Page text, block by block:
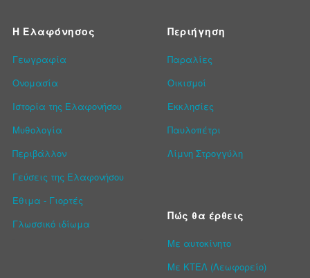
Η Ελαφόνησος
Γεωγραφία
Ονομασία
Ιστορία της Ελαφονήσου
Μυθολογία
Περιβάλλον
Γεύσεις της Ελαφονήσου
Έθιμα - Γιορτές
Γλωσσικό ιδίωμα
Περιήγηση
Παραλίες
Οικισμοί
Εκκλησίες
Παυλοπέτρι
Λίμνη Στρογγύλη
Πώς θα έρθεις
Με αυτοκίνητο
Με ΚΤΕΛ (Λεωφορείο)